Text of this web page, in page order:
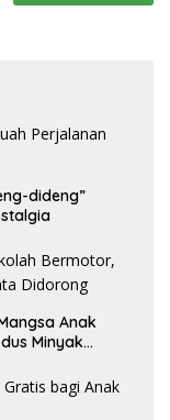
dideng”
Anak
Minyak